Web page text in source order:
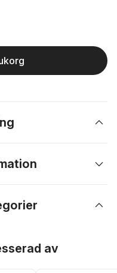
av